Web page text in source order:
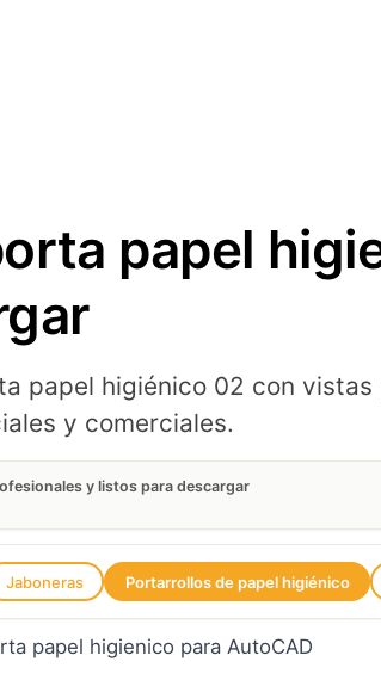
papel
papel higiénico 02 con
y comerciales.
y listos para descargar
Jaboneras Portarrollos de papel higiénico